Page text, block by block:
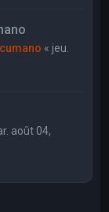
« jeu.
août 04,